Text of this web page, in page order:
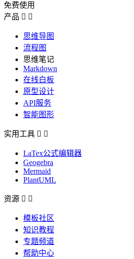
免费使用
产品  
思维导图
流程图
思维笔记
Markdown
在线白板
原型设计
API服务
智能图形
实用工具  
LaTex公式编辑器
Geogebra
Mermaid
PlantUML
资源  
模板社区
知识教程
专题频道
帮助中心